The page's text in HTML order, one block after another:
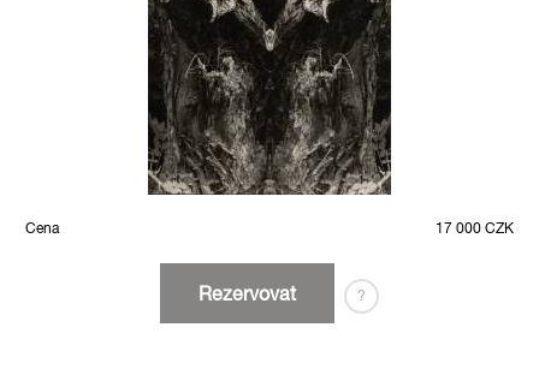
Cena 17 000 CZK
Rezervovat ?